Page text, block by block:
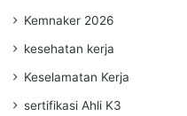
Kemnaker 2026
kesehatan kerja
Keselamatan Kerja
sertifikasi Ahli K3